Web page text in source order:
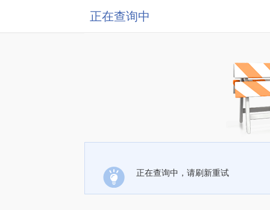
正在查询中
正在查询中，请刷新重试